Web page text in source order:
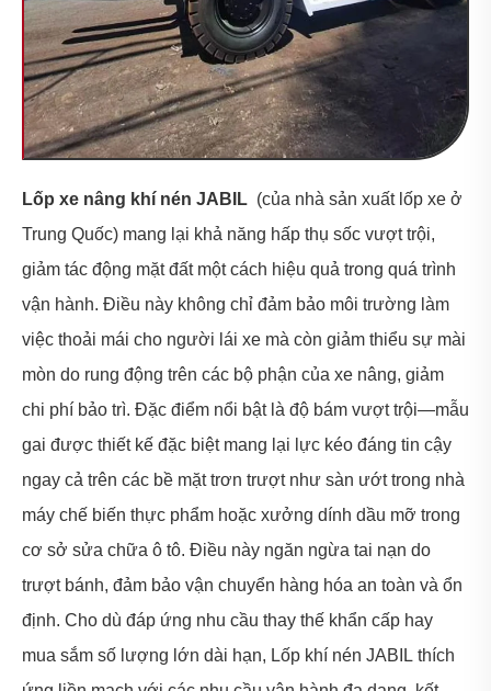
Lốp xe nâng khí nén JABIL (của nhà sản xuất lốp xe ở
Trung Quốc) mang lại khả năng hấp thụ sốc vượt trội,
giảm tác động mặt đất một cách hiệu quả trong quá trình
vận hành. Điều này không chỉ đảm bảo môi trường làm
việc thoải mái cho người lái xe mà còn giảm thiểu sự mài
mòn do rung động trên các bộ phận của xe nâng, giảm
chi phí bảo trì. Đặc điểm nổi bật là độ bám vượt trội—mẫu
gai được thiết kế đặc biệt mang lại lực kéo đáng tin cậy
ngay cả trên các bề mặt trơn trượt như sàn ướt trong nhà
máy chế biến thực phẩm hoặc xưởng dính dầu mỡ trong
cơ sở sửa chữa ô tô. Điều này ngăn ngừa tai nạn do
trượt bánh, đảm bảo vận chuyển hàng hóa an toàn và ổn
định. Cho dù đáp ứng nhu cầu thay thế khẩn cấp hay
mua sắm số lượng lớn dài hạn, Lốp khí nén JABIL thích